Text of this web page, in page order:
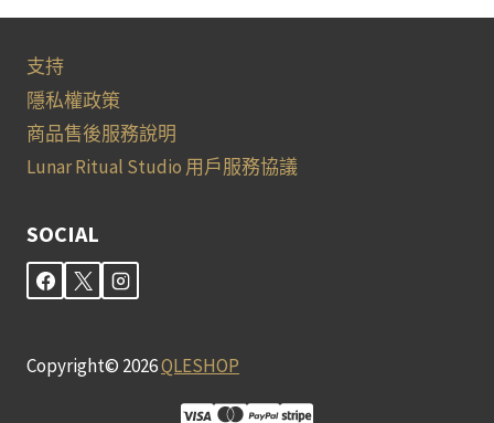
支持
隱私權政策
商品售後服務說明
Lunar Ritual Studio 用戶服務協議
SOCIAL
Copyright© 2026QLESHOP